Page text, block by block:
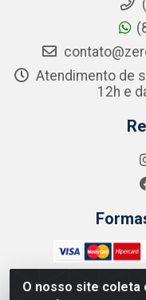
O nosso site coleta
Atendimento de
12h e